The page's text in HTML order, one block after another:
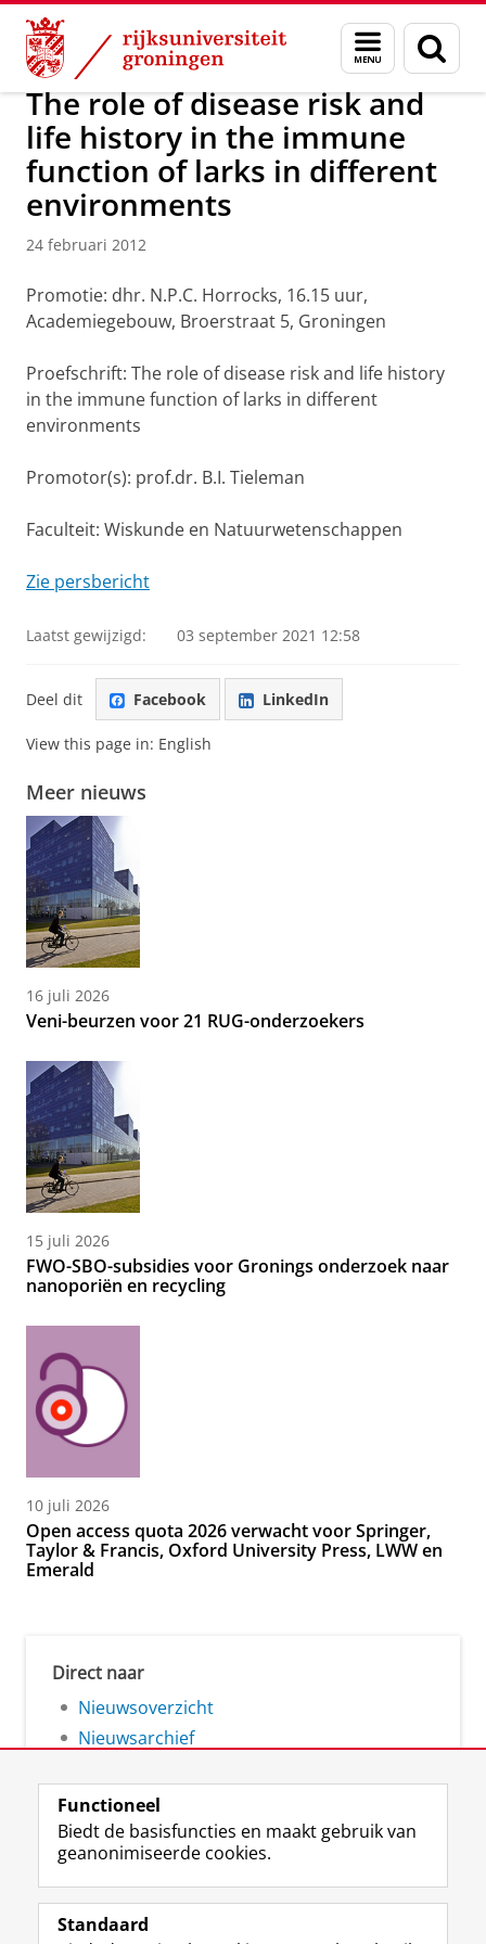
Skip
Content
Skip
Navigation
Menu
en
zoeken
Over ons Actueel Nieuws Nieuwsberichten
The role of disease risk and
life history in the immune
function of larks in different
environments
24 februari 2012
Promotie: dhr. N.P.C. Horrocks, 16.15 uur,
Academiegebouw, Broerstraat 5, Groningen
Proefschrift: The role of disease risk and life history
in the immune function of larks in different
environments
Promotor(s): prof.dr. B.I. Tieleman
Faculteit: Wiskunde en Natuurwetenschappen
Zie persbericht
Laatst gewijzigd: 03 september 2021 12:58
Deel dit Facebook LinkedIn
View this page in: English
Meer nieuws
16 juli 2026
Veni-beurzen voor 21 RUG-onderzoekers
15 juli 2026
FWO-SBO-subsidies voor Gronings onderzoek naar
nanoporiën en recycling
10 juli 2026
Open access quota 2026 verwacht voor Springer,
Taylor & Francis, Oxford University Press, LWW en
Emerald
Direct naar
Nieuwsoverzicht
Nieuwsarchief
Volg de RUG
F
a
L
i
R
S
I
n
Y
o
Functioneel
Biedt de basisfuncties en maakt gebruik van
geanonimiseerde cookies.
Standaard